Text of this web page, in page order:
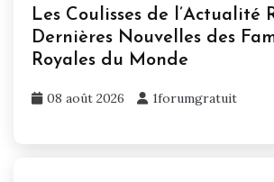
Les Coulisses de l’Actualité
Dernières Nouvelles des
Royales du Monde
08 août 2026 1forumgratuit